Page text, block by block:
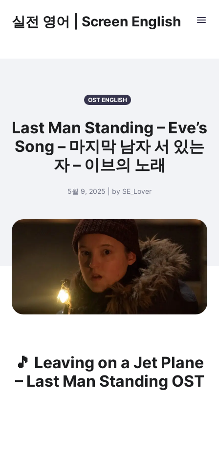
실전 영어 | Screen English
OST ENGLISH
Last Man Standing – Eve’s
Song – 마지막 남자 서 있는
자 – 이브의 노래
5월 9, 2025 | by SE_Lover
🎵 Leaving on a Jet Plane
– Last Man Standing OST